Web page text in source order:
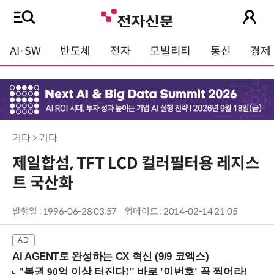
AI·SW 반도체 전자 모빌리티 통신 경제
기타 > 기타
제일합섬, TFT LCD 컬러필터용 레지스
트 국산화
발행일 : 1996-06-28 03:57 업데이트 : 2014-02-14 21:05
AI AGENT로 완성하는 CX 혁신 (9/9 코엑스)